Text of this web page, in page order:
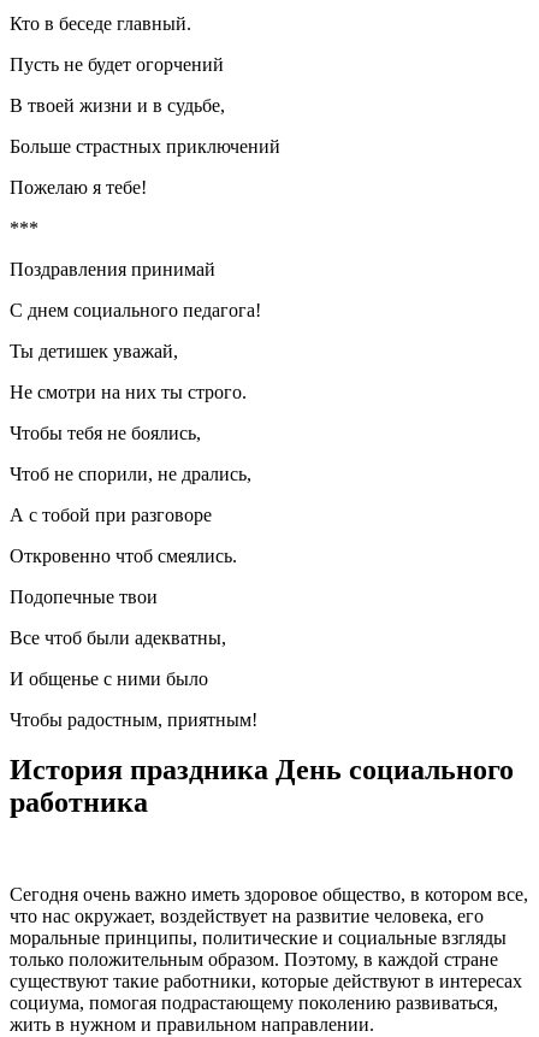
Кто в беседе главный.
Пусть не будет огорчений
В твоей жизни и в судьбе,
Больше страстных приключений
Пожелаю я тебе!
***
Поздравления принимай
С днем социального педагога!
Ты детишек уважай,
Не смотри на них ты строго.
Чтобы тебя не боялись,
Чтоб не спорили, не дрались,
А с тобой при разговоре
Откровенно чтоб смеялись.
Подопечные твои
Все чтоб были адекватны,
И общенье с ними было
Чтобы радостным, приятным!
История праздника День социального
работника
Сегодня очень важно иметь здоровое общество, в котором все,
что нас окружает, воздействует на развитие человека, его
моральные принципы, политические и социальные взгляды
только положительным образом. Поэтому, в каждой стране
существуют такие работники, которые действуют в интересах
социума, помогая подрастающему поколению развиваться,
жить в нужном и правильном направлении.